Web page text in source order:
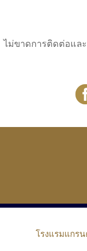
ไม่ขาดการติดต่อแล
โรงแรมแกร